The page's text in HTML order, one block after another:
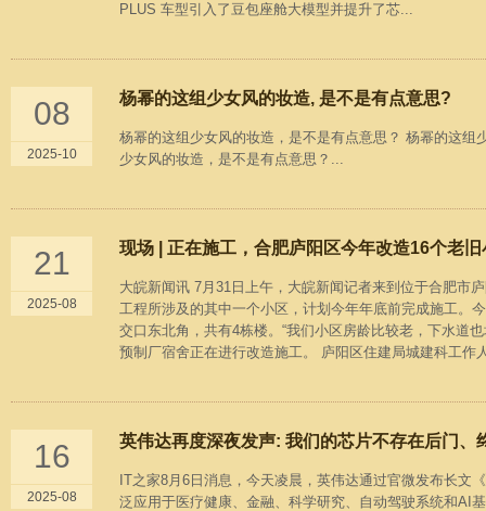
PLUS 车型引入了豆包座舱大模型并提升了芯...
08
2025-10
杨幂的这组少女风的妆造, 是不是有点意思?
杨幂的这组少女风的妆造，是不是有点意思？ 杨幂的这
少女风的妆造，是不是有点意思？...
21
2025-08
现场 | 正在施工，合肥庐阳区今年改造16个老
大皖新闻讯 7月31日上午，大皖新闻记者来到位于合肥市
工程所涉及的其中一个小区，计划今年年底前完成施工。
交口东北角，共有4栋楼。“我们小区房龄比较老，下水道
预制厂宿舍正在进行改造施工。 庐阳区住建局城建科工作
16
2025-08
英伟达再度深夜发声: 我们的芯片不存在后门、
IT之家8月6日消息，今天凌晨，英伟达通过官微发布长
泛应用于医疗健康、金融、科学研究、自动驾驶系统和AI